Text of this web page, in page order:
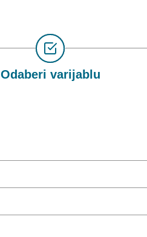
Odaberi varijablu